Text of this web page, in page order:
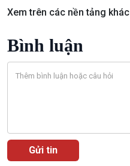
Xem trên các nền tảng khác
Bình luận